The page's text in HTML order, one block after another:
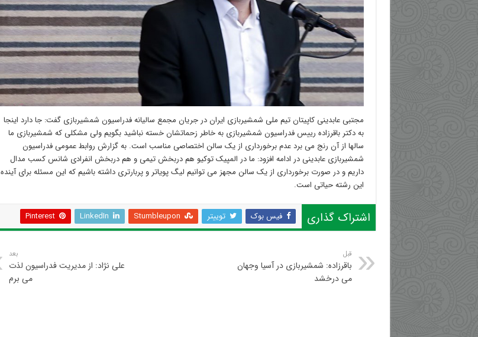
مجتبی عابدینی کاپیتان تیم ملی شمشیربازی ایران در جریان مجمع سالیانه فدراسیون شمشیربازی گفت: جا دارد اینجا
به دکتر باقرزاده رییس فدراسیون شمشیربازی به خاطر زحماتشان خسته نباشید بگویم ولی مشکلی که شمشیربازی ما
سالها از آن رنج می برد عدم برخورداری از یک سالن اختصاصی مناسب است. به گزارش روابط عمومی فدراسیون
شمشیربازی عابدینی در ادامه افزود: ما در المپیک توکیو هم دربخش تیمی و هم دربخش انفرادی شانس کسب مدال
داریم و در صورت برخورداری از یک سالن مجهز می توانیم لیگ پویاتر و پربارتری داشته باشیم که این مسئله برای آینده
این رشته حیاتی است.
اشتراک گذاری فیس بوک توییتر Stumbleupon
LinkedIn
Pinterest
قبل
باقرزاده: شمشیربازی در آسیا وجهان
می درخشد
بعد
علی نژاد: از مدیریت فدراسیون لذت
می برم